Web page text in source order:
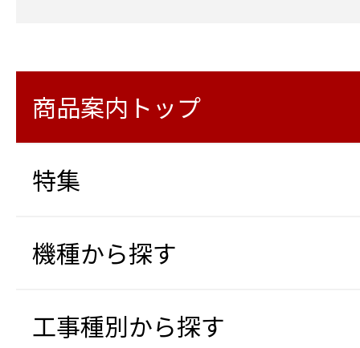
商品案内トップ
特集
機種から探す
工事種別から探す